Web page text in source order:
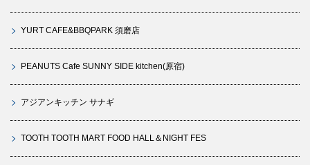
YURT CAFE&BBQPARK 須磨店
PEANUTS Cafe SUNNY SIDE kitchen(原宿)
アジアンキッチン サナギ
TOOTH TOOTH MART FOOD HALL＆NIGHT FES